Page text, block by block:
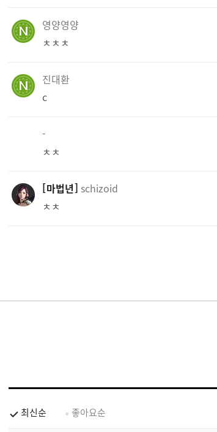
영양영양
ㅊㅊㅊ
진대환
c
-
ㅊㅊ
마법년 schizoid
ㅊㅊ
최신순 좋아요순